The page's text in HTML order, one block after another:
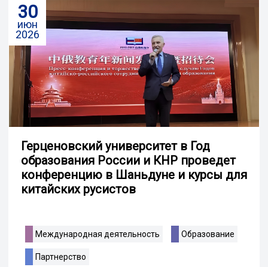
30
июн
2026
Герценовский университет в Год
образования России и КНР проведет
конференцию в Шаньдуне и курсы для
китайских русистов
Международная деятельность Образование
Партнерство